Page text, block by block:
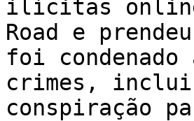
ilícitas
Road e
foi
crimes,
conspiração